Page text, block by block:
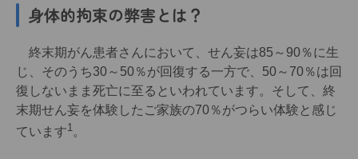
身体的拘束の弊害とは？
終末期がん患者さんにおいて、せん妄は85～90％に生
じ、そのうち30～50％が回復する一方で、50～70％は回
復しないまま死亡に至るといわれています。そして、終
末期せん妄を体験したご家族の70％がつらい体験と感じ
ています1。